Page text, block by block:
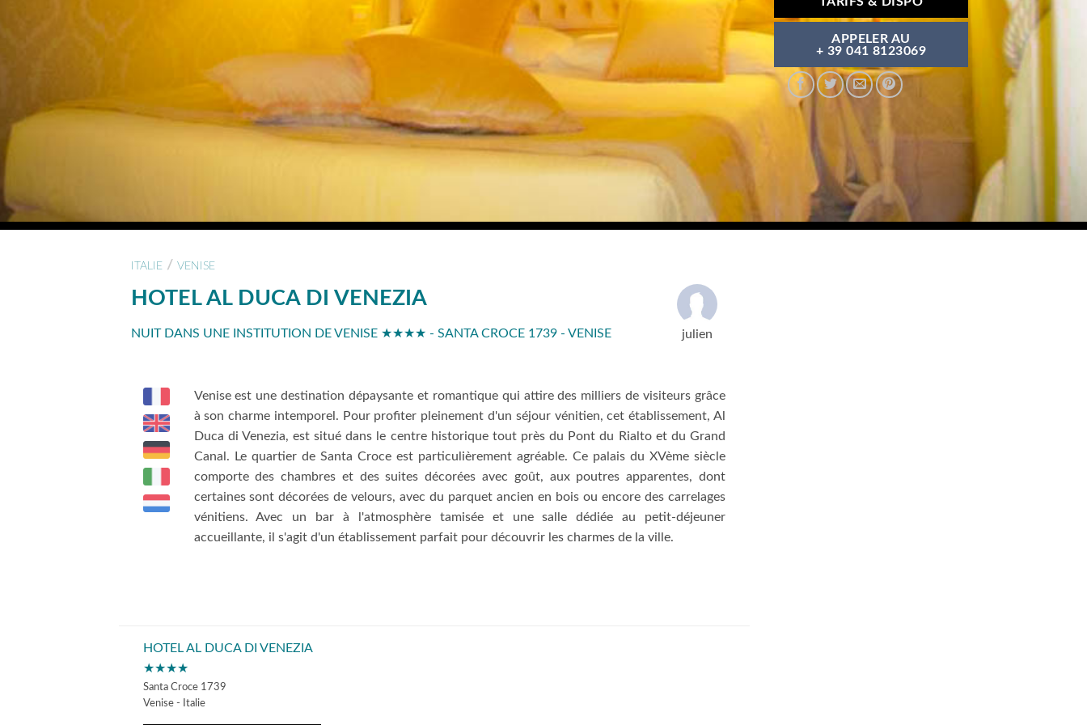
ITALIE / VENISE
HOTEL AL DUCA DI VENEZIA
NUIT DANS UNE INSTITUTION DE VENISE ★★★★ - SANTA CROCE 1739 - VENISE julien
Venise est une destination dépaysante et romantique qui attire des milliers de visiteurs grâce
à son charme intemporel. Pour profiter pleinement d'un séjour vénitien, cet établissement, Al
Duca di Venezia, est situé dans le centre historique tout près du Pont du Rialto et du Grand
Canal. Le quartier de Santa Croce est particulièrement agréable. Ce palais du XVème siècle
comporte des chambres et des suites décorées avec goût, aux poutres apparentes, dont
certaines sont décorées de velours, avec du parquet ancien en bois ou encore des carrelages
vénitiens. Avec un bar à l'atmosphère tamisée et une salle dédiée au petit-déjeuner
accueillante, il s'agit d'un établissement parfait pour découvrir les charmes de la ville.
HOTEL AL DUCA DI VENEZIA
★★★★
Santa Croce 1739
Venise - Italie
APPELER AU
+ 39 041 8123069